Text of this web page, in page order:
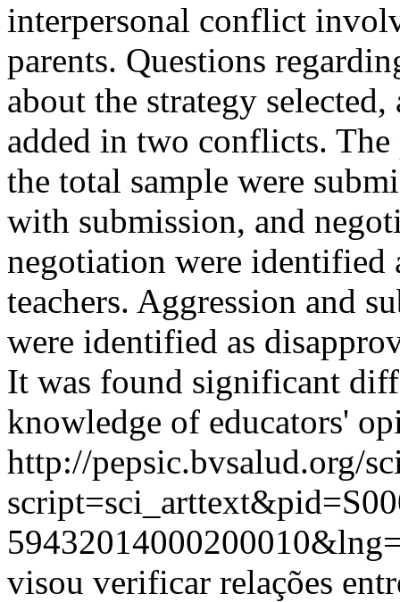
interpersonal conflict
parents. Questions
about the strategy
added in two conflicts.
the total sample were
with submission, and
negotiation were identified
teachers. Aggression and
were identified as
It was found significant
knowledge of educators'
http://pepsic.bvsalud.org/
visou verificar relações